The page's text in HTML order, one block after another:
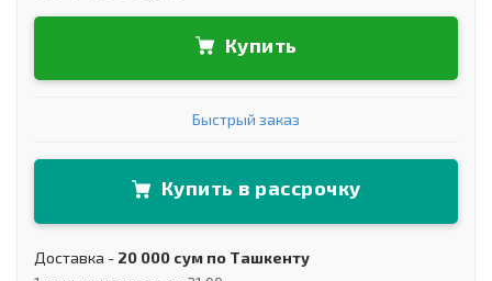
Купить
Быстрый заказ
Купить в рассрочку
Доставка - 20 000 сум по Ташкенту